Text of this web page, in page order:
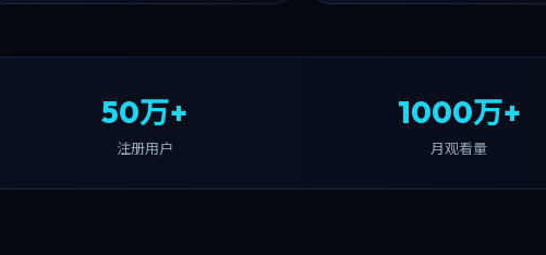
50万+
注册用户
1000万+
月观看量